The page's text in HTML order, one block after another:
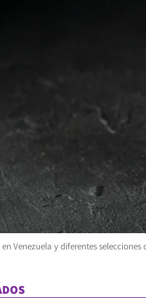
Venezuela y diferentes selecciones